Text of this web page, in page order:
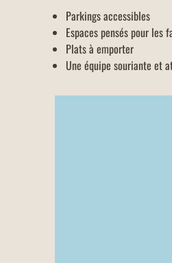
Parkings accessibles
Espaces pensés pour les
Plats à emporter
Une équipe souriante et